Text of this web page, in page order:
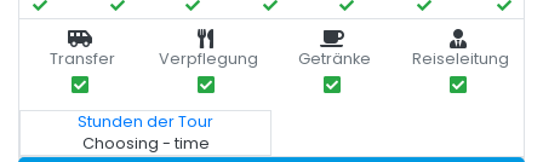
Transfer Verpflegung Getränke Reiseleitung
Stunden der Tour
Choosing - time